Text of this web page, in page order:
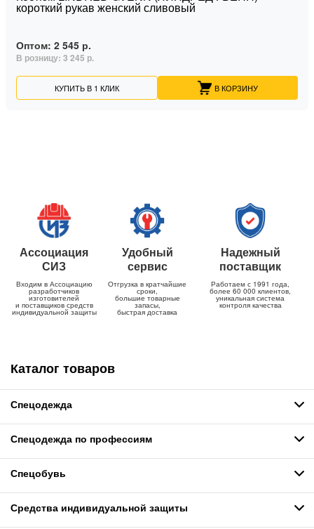
короткий рукав женский сливовый
Оптом: 2 545 р.
В розницу: 3 245 р.
КУПИТЬ В 1 КЛИК В КОРЗИНУ
Ассоциация
СИЗ
Входим в Ассоциацию
разработчиков
изготовителей
и поставщиков средств
индивидуальной защиты
Удобный
сервис
Отгрузка в кратчайшие
сроки,
большие товарные
запасы,
быстрая доставка
Надежный
поставщик
Работаем с 1991 года,
более 60 000 клиентов,
уникальная система
контроля качества
Каталог товаров
Спецодежда
Спецодежда по профессиям
Спецобувь
Средства индивидуальной защиты